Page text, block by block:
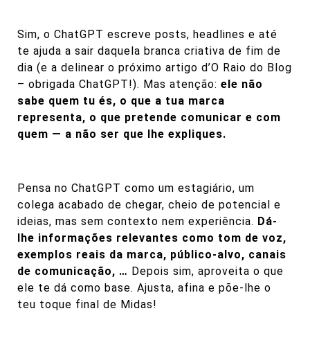
Sim, o ChatGPT escreve posts, headlines e até
te ajuda a sair daquela branca criativa de fim de
dia (e a delinear o próximo artigo d’O Raio do Blog
– obrigada ChatGPT!). Mas atenção: ele não
sabe quem tu és, o que a tua marca
representa, o que pretende comunicar e com
quem — a não ser que lhe expliques.
Pensa no ChatGPT como um estagiário, um
colega acabado de chegar, cheio de potencial e
ideias, mas sem contexto nem experiência. Dá-
lhe informações relevantes como tom de voz,
exemplos reais da marca, público-alvo, canais
de comunicação, … Depois sim, aproveita o que
ele te dá como base. Ajusta, afina e põe-lhe o
teu toque final de Midas!